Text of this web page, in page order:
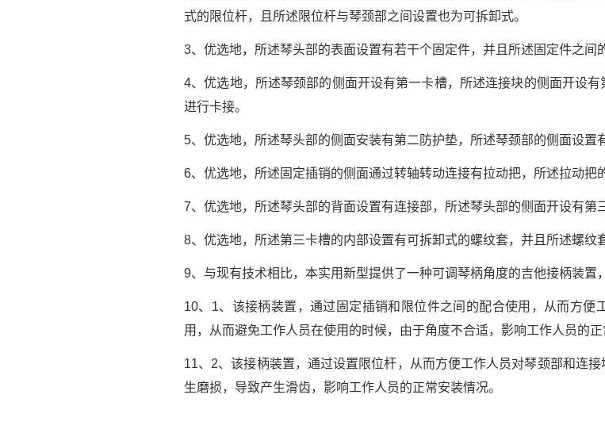
式的限位杆，且所述限位杆与琴颈部之间设置也为可拆卸式。
3、优选地，所述琴头部的表面设置有若干个固定件，并且所述固定件之间
4、优选地，所述琴颈部的侧面开设有第一卡槽，所述连接块的侧面开设
进行卡接。
5、优选地，所述琴头部的侧面安装有第二防护垫，所述琴颈部的侧面设置
6、优选地，所述固定插销的侧面通过转轴转动连接有拉动把，所述拉动把
7、优选地，所述琴头部的背面设置有连接部，所述琴头部的侧面开设有第
8、优选地，所述第三卡槽的内部设置有可拆卸式的螺纹套，并且所述螺纹
9、与现有技术相比，本实用新型提供了一种可调琴柄角度的吉他接柄装置
10、1、该接柄装置，通过固定插销和限位件之间的配合使用，从而方
用，从而避免工作人员在使用的时候，由于角度不合适，影响工作人员的
11、2、该接柄装置，通过设置限位杆，从而方便工作人员对琴颈部和连
生磨损，导致产生滑齿，影响工作人员的正常安装情况。